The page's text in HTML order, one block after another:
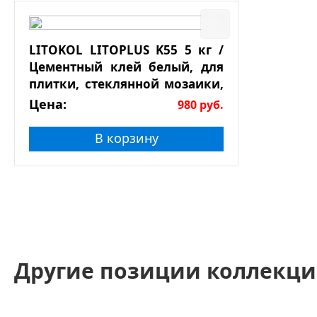
LITOKOL LITOPLUS K55 5 кг /
Цементный клей белый, для
плитки, стеклянной мозаики,
натурального камня
Цена: 980 руб.
В корзину
Другие позиции